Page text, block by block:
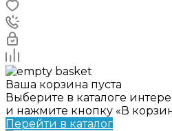
Ваша корзина пуста
Выберите в каталоге
и нажмите кнопку «В
Перейти в каталог